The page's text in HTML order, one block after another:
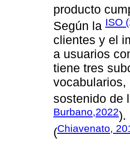
producto
Según la ISO
clientes y el
a usuarios
tiene tres
vocabularios,
sostenido de
Burbano,2022).
(Chiavenato,